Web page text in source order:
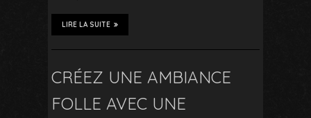
LIRE LA SUITE
CRÉEZ UNE AMBIANCE
FOLLE AVEC UNE